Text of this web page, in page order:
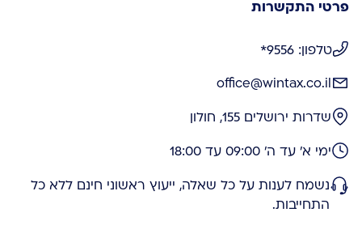
פרטי התקשרות
טלפון: 9556*
office@wintax.co.il
שדרות ירושלים 155, חולון
ימי א' עד ה' 09:00 עד 18:00
נשמח לענות על כל שאלה, ייעוץ ראשוני חינם ללא כל
התחייבות.